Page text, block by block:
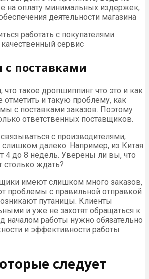
на оплату минимальных издержек,
деятельности магазина
работать с покупателями.
сервис
с поставками
что такое дропшиппинг что это и как
отметить и такую проблему, как
с поставками заказов. Поэтому
ответственных поставщиков.
с производителями,
слишком далеко. Например, из Китая
4 до 8 недель. Уверены ли вы, что
столько ждать?
имеют слишком много заказов,
проблемы с правильной отправкой
путаницы. Клиенты
и уже не захотят обращаться к
началом работы нужно обязательно
и эффективности работы
следует